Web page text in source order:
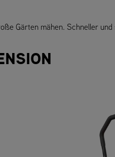
Gärten mähen. Schneller und